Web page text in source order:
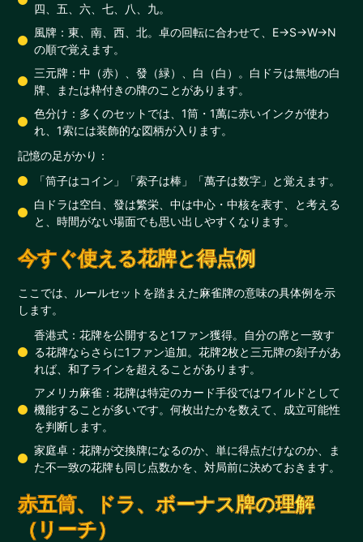
四、五、六、七、八、九。
風牌：東、南、西、北。卓の回転に合わせて、E→S→W→N
の順で覚えます。
三元牌：中（赤）、發（緑）、白（白）。白ドラは無地の白
牌、または枠付きの牌のことがあります。
色分け：多くのセットでは、1筒・1萬に赤いインクが使わ
れ、1索には装飾的な図柄が入ります。
記憶の足がかり：
「筒子はコイン」「索子は棒」「萬子は数字」と覚えます。
白ドラは空白、發は繁栄、中は中心・中核を表す、と考える
と、時間がない場面でも思い出しやすくなります。
今すぐ使える花牌と得点例
ここでは、ルールセットを踏まえた麻雀牌の意味の具体例を示
します。
香港式：花牌を公開すると1ファン獲得。自分の席と一致す
る花牌ならさらに1ファン追加。花牌2枚と三元牌の刻子があ
れば、和了ラインを超えることがあります。
アメリカ麻雀：花牌は特定のカード手役ではワイルドとして
機能することが多いです。何枚出たかを数えて、成立可能性
を判断します。
家庭卓：花牌が交換牌になるのか、単に得点だけなのか、ま
た不一致の花牌も同じ点数かを、対局前に決めておきます。
赤五筒、ドラ、ボーナス牌の理解
（リーチ）